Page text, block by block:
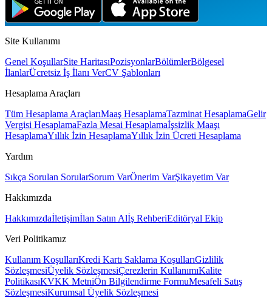
Site Kullanımı
Genel KoşullarSite HaritasıPozisyonlarBölümlerBölgesel
İlanlarÜcretsiz İş İlanı VerCV Şablonları
Hesaplama Araçları
Tüm Hesaplama AraçlarıMaaş HesaplamaTazminat HesaplamaGelir
Vergisi HesaplamaFazla Mesai Hesaplamaİşsizlik Maaşı
HesaplamaYıllık İzin HesaplamaYıllık İzin Ücreti Hesaplama
Yardım
Sıkça Sorulan SorularSorum VarÖnerim VarŞikayetim Var
Hakkımızda
Hakkımızdaİletişimİlan Satın Alİş RehberiEditöryal Ekip
Veri Politikamız
Kullanım KoşullarıKredi Kartı Saklama KoşullarıGizlilik
SözleşmesiÜyelik SözleşmesiÇerezlerin KullanımıKalite
PolitikasıKVKK MetniÖn Bilgilendirme FormuMesafeli Satış
SözleşmesiKurumsal Üyelik Sözleşmesi